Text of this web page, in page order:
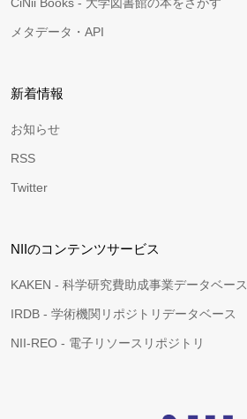
メタデータ・API
新着情報
お知らせ
RSS
Twitter
NIIのコンテンツサービス
KAKEN - 科学研究費助成事業データベース
IRDB - 学術機関リポジトリデータベース
NII-REO - 電子リソースリポジトリ